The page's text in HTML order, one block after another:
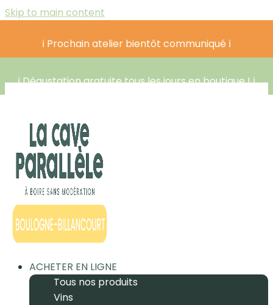
Skip to main content
ℹ️ Prochain atelier bientôt communiqué ℹ️
ℹ️ Dégustation gratuite tous les jours en boutique ! ℹ️
ACHETER EN LIGNE
Tous nos produits
Vins